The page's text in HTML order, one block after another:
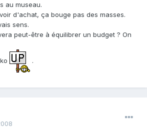
au museau.
d'achat, ça bouge pas des masses.
sens.
peut-être à équilibrer un budget ? On
.